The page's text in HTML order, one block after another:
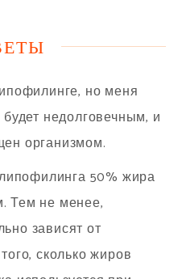
но меня
будет недолговечным, и
организмом.
50% жира
Тем не менее,
зависят от
сколько жиров